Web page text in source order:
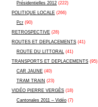
Présidentielles 2012 (222)
POLITIQUE LOCALE (266)
Pcr (90)
RETROSPECTIVE (28)
ROUTES ET DEPLACEMENTS (41)
ROUTE DU LITTORAL (41)
TRANSPORTS ET DEPLACEMENTS (95)
CAR JAUNE (40)
TRAM TRAIN (23)
VIDÉO PIERRE VERGÈS (18)
Cantonales 2011 – Vidéo (7)